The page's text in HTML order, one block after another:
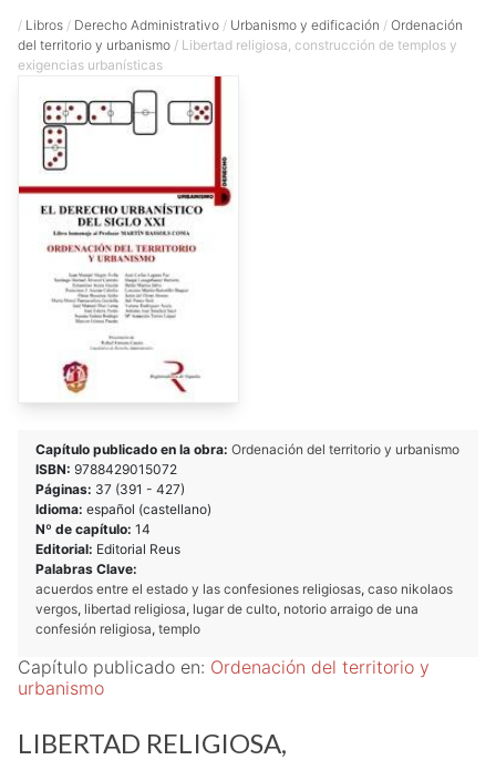
/ Libros / Derecho Administrativo / Urbanismo y edificación / Ordenación
del territorio y urbanismo / Libertad religiosa, construcción de templos y
exigencias urbanísticas
Capítulo publicado en la obra: Ordenación del territorio y urbanismo
ISBN: 9788429015072
Páginas: 37 (391 - 427)
Idioma: español (castellano)
Nº de capítulo: 14
Editorial: Editorial Reus
Palabras Clave:
acuerdos entre el estado y las confesiones religiosas, caso nikolaos
vergos, libertad religiosa, lugar de culto, notorio arraigo de una
confesión religiosa, templo
Capítulo publicado en: Ordenación del territorio y
urbanismo
LIBERTAD RELIGIOSA,